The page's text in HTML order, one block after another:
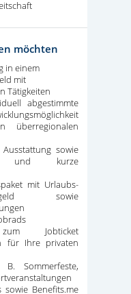
möchten
in einem
mit
Tätigkeiten
abgestimmte
überregionalen
sowie
und kurze
mit Urlaubs-
sowie
Jobticket
für Ihre privaten
B. Sommerfeste,
sowie Benefits.me